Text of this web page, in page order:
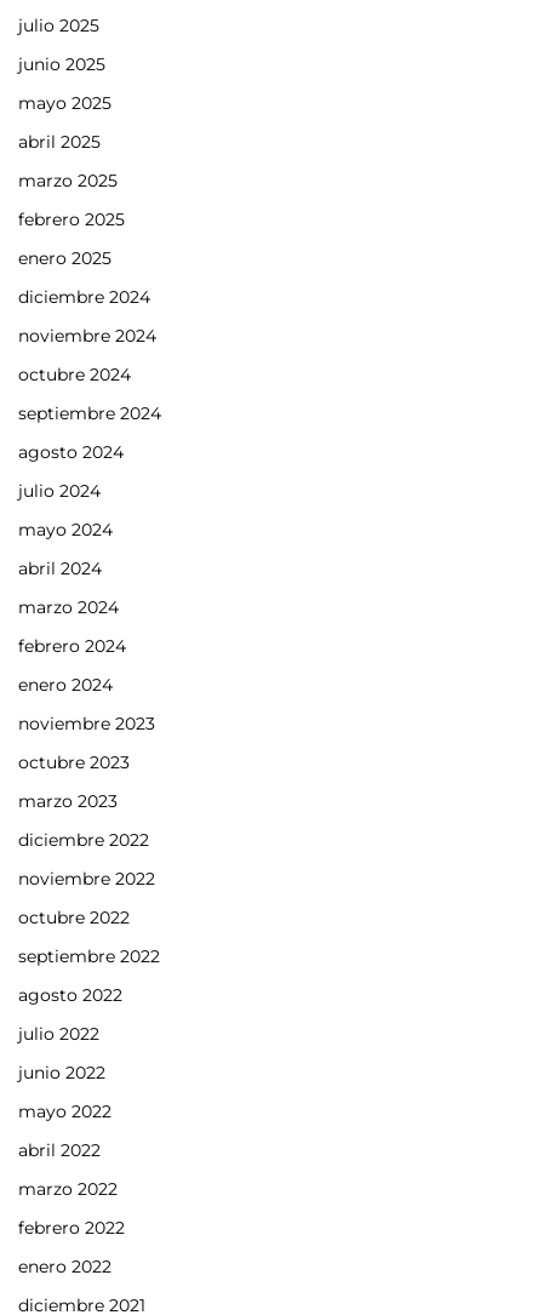
julio 2025
junio 2025
mayo 2025
abril 2025
marzo 2025
febrero 2025
enero 2025
diciembre 2024
noviembre 2024
octubre 2024
septiembre 2024
agosto 2024
julio 2024
mayo 2024
abril 2024
marzo 2024
febrero 2024
enero 2024
noviembre 2023
octubre 2023
marzo 2023
diciembre 2022
noviembre 2022
octubre 2022
septiembre 2022
agosto 2022
julio 2022
junio 2022
mayo 2022
abril 2022
marzo 2022
febrero 2022
enero 2022
diciembre 2021